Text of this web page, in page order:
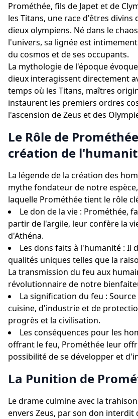
Prométhée, fils de Japet et de
les Titans, une race d'êtres divins
dieux olympiens. Né dans le
l'univers, sa lignée est
du cosmos et de ses occupants.
La mythologie de l'époque
dieux interagissent directement
temps où les Titans, maîtres
instaurent les premiers ordres
l'ascension de Zeus et des
Le Rôle de
création de
La légende de la création des
mythe fondateur de notre
laquelle Prométhée tient le rôle
Le don de la vie : Prométhée,
partir de l'argile, leur confère la
d'Athéna.
Les dons faits à l'humanité : Il
qualités uniques telles que la
La transmission du feu aux
révolutionnaire de notre
La signification du feu : Source
cuisine, d'industrie et de
progrès et la civilisation.
Les conséquences pour les
offrant le feu, Prométhée leur
possibilité de se développer et
La Punition de
Le drame culmine avec la
envers Zeus, par son don interdit